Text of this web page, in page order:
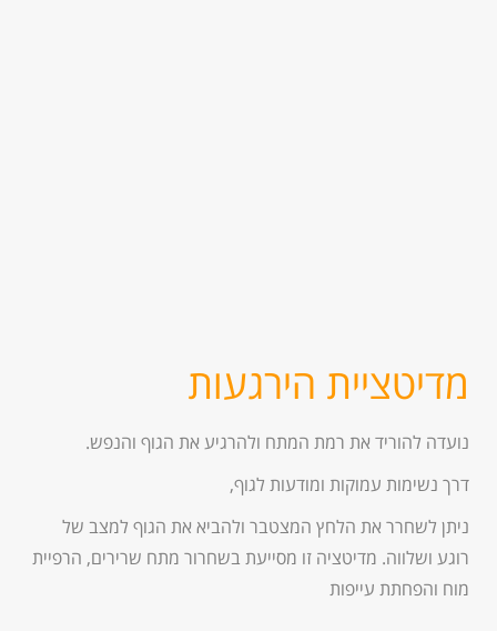
מדיטציית הירגעות
נועדה להוריד את רמת המתח ולהרגיע את הגוף והנפש.
דרך נשימות עמוקות ומודעות לגוף,
ניתן לשחרר את הלחץ המצטבר ולהביא את הגוף למצב של
רוגע ושלווה. מדיטציה זו מסייעת בשחרור מתח שרירים, הרפיית
מוח והפחתת עייפות